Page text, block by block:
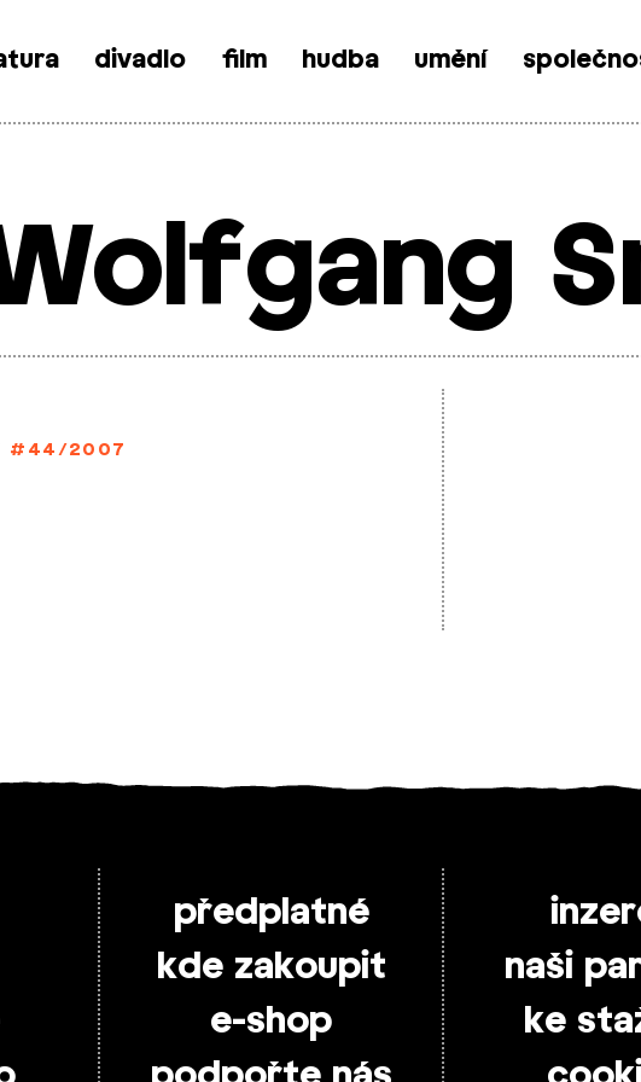
divadlo film hudba umění
#44/2007
předplatné
kde zakoupit
e-shop
naši
ke